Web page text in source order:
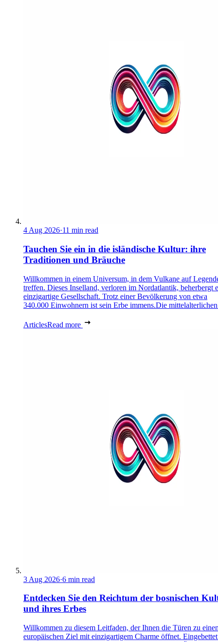
4 Aug 2026·11 min read
Tauchen Sie ein in die isländische Kultur: ihre
Traditionen und Bräuche
Willkommen in einem Universum, in dem Vulkane auf
treffen. Dieses Inselland, verloren im Nordatlantik, beherbergt
einzigartige Gesellschaft. Trotz einer Bevölkerung von etwa
340.000 Einwohnern ist sein Erbe immens.Die
ArticlesRead more
3 Aug 2026·6 min read
Entdecken Sie den Reichtum der bosnischen
und ihres Erbes
Willkommen zu diesem Leitfaden, der Ihnen die Türen zu
europäischen Ziel mit einzigartigem Charme öffnet.